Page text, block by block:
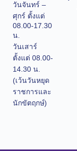
วันจันทร์ –
ศุกร์ ตั้งแต่
08.00-17.30
น.
วันเสาร์
ตั้งแต่ 08.00-
14.30 น.
(เว้นวันหยุด
ราชการและ
นักขัตฤกษ์)